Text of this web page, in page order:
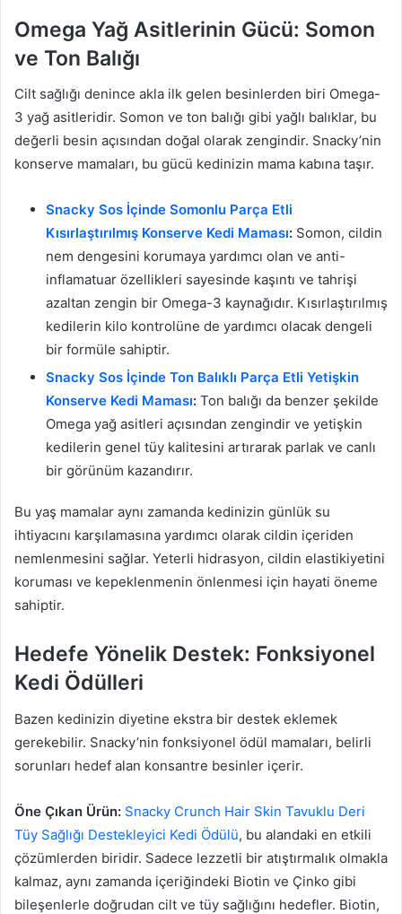
Omega Yağ Asitlerinin Gücü: Somon
ve Ton Balığı
Cilt sağlığı denince akla ilk gelen besinlerden biri Omega-
3 yağ asitleridir. Somon ve ton balığı gibi yağlı balıklar, bu
değerli besin açısından doğal olarak zengindir. Snacky’nin
konserve mamaları, bu gücü kedinizin mama kabına taşır.
Snacky Sos İçinde Somonlu Parça Etli
Kısırlaştırılmış Konserve Kedi Maması: Somon, cildin
nem dengesini korumaya yardımcı olan ve anti-
inflamatuar özellikleri sayesinde kaşıntı ve tahrişi
azaltan zengin bir Omega-3 kaynağıdır. Kısırlaştırılmış
kedilerin kilo kontrolüne de yardımcı olacak dengeli
bir formüle sahiptir.
Snacky Sos İçinde Ton Balıklı Parça Etli Yetişkin
Konserve Kedi Maması: Ton balığı da benzer şekilde
Omega yağ asitleri açısından zengindir ve yetişkin
kedilerin genel tüy kalitesini artırarak parlak ve canlı
bir görünüm kazandırır.
Bu yaş mamalar aynı zamanda kedinizin günlük su
ihtiyacını karşılamasına yardımcı olarak cildin içeriden
nemlenmesini sağlar. Yeterli hidrasyon, cildin elastikiyetini
koruması ve kepeklenmenin önlenmesi için hayati öneme
sahiptir.
Hedefe Yönelik Destek: Fonksiyonel
Kedi Ödülleri
Bazen kedinizin diyetine ekstra bir destek eklemek
gerekebilir. Snacky’nin fonksiyonel ödül mamaları, belirli
sorunları hedef alan konsantre besinler içerir.
Öne Çıkan Ürün: Snacky Crunch Hair Skin Tavuklu Deri
Tüy Sağlığı Destekleyici Kedi Ödülü, bu alandaki en etkili
çözümlerden biridir. Sadece lezzetli bir atıştırmalık olmakla
kalmaz, aynı zamanda içeriğindeki Biotin ve Çinko gibi
bileşenlerle doğrudan cilt ve tüy sağlığını hedefler. Biotin,